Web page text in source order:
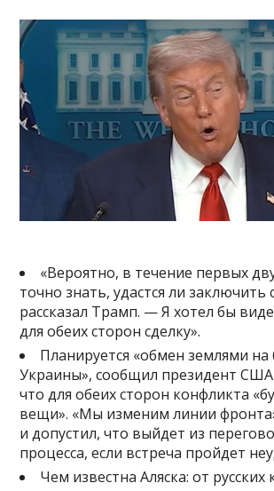
«Вероятно, в течение первых
точно знать, удастся ли заключить
рассказал Трамп. — Я хотел бы
для обеих сторон сделку».
Планируется «обмен землями на
Украины», сообщил президент
что для обеих сторон конфликта
вещи». «Мы изменим линии
и допустил, что выйдет из
процесса, если встреча пройдет
Чем известна Аляска: от